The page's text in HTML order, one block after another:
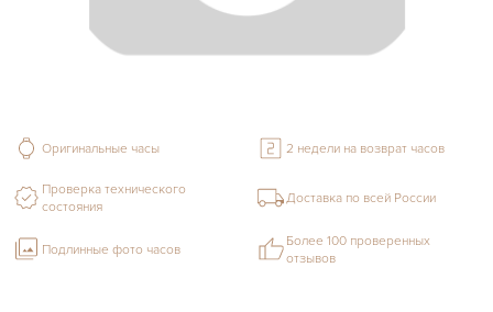
Оригинальные часы 2 недели на возврат часов
Проверка технического
состояния
Доставка по всей России
Подлинные фото часов
Более 100 проверенных
отзывов